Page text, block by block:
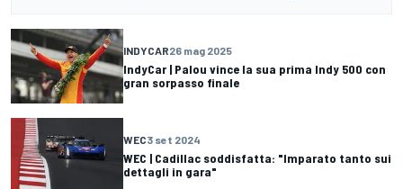
INDYCAR26 mag 2025
IndyCar | Palou vince la sua prima Indy 500 con
gran sorpasso finale
WEC3 set 2024
WEC | Cadillac soddisfatta: "Imparato tanto sui
dettagli in gara"